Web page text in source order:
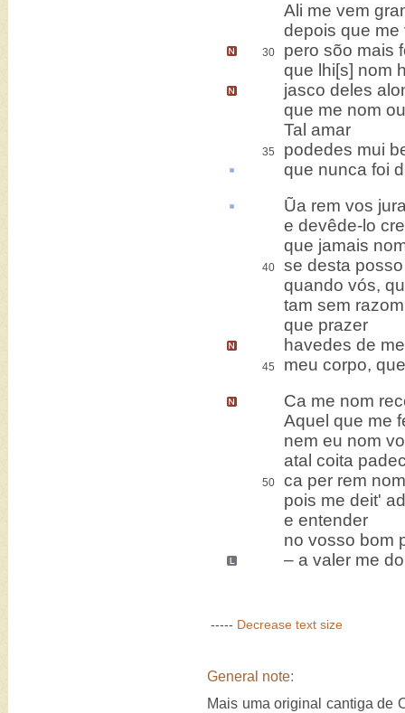
Ali me vem
depois que me
30
pero sõo mais
que lhi[s] nom
jasco deles
que me nom
Tal amar
35
podedes mui
que nunca foi
Ũa rem vos
e devêde-lo
que jamais
40
se desta
quando vós,
tam sem
que prazer
havedes de
45
meu corpo,
Ca me nom
Aquel que me
nem eu nom
atal coita
50
ca per rem
pois me deit'
e entender
no vosso bom
– a valer me
----- Decrease text size
General note:
Mais uma original cantiga de